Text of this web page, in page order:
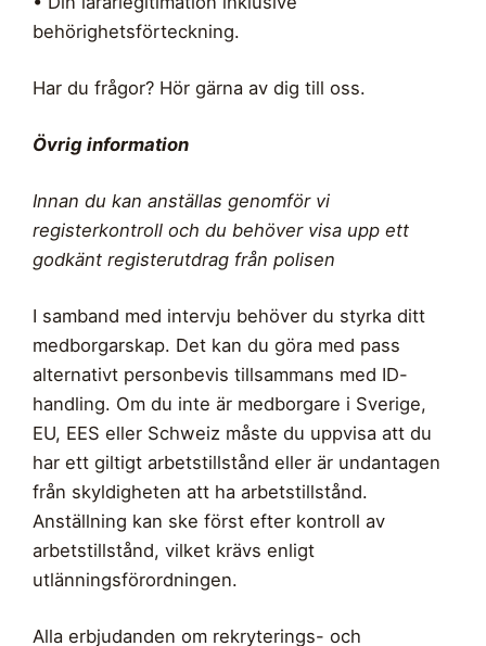
behörighetsförteckning.
Har du frågor? Hör gärna av dig till oss.
Övrig information
Innan du kan anställas genomför vi
registerkontroll och du behöver visa upp ett
godkänt registerutdrag från polisen
I samband med intervju behöver du styrka ditt
medborgarskap. Det kan du göra med pass
alternativt personbevis tillsammans med ID-
handling. Om du inte är medborgare i Sverige,
EU, EES eller Schweiz måste du uppvisa att du
har ett giltigt arbetstillstånd eller är undantagen
från skyldigheten att ha arbetstillstånd.
Anställning kan ske först efter kontroll av
arbetstillstånd, vilket krävs enligt
utlänningsförordningen.
Alla erbjudanden om rekryterings- och